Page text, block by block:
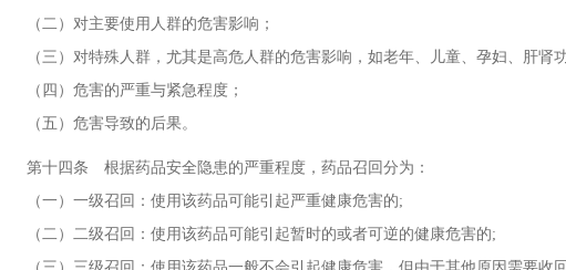
（二）对主要使用人群的危害影响；
（三）对特殊人群，尤其是高危人群的危害影响，如老年、儿童、孕妇、肝肾功
（四）危害的严重与紧急程度；
（五）危害导致的后果。
第十四条 根据药品安全隐患的严重程度，药品召回分为：
（一）一级召回：使用该药品可能引起严重健康危害的;
（二）二级召回：使用该药品可能引起暂时的或者可逆的健康危害的;